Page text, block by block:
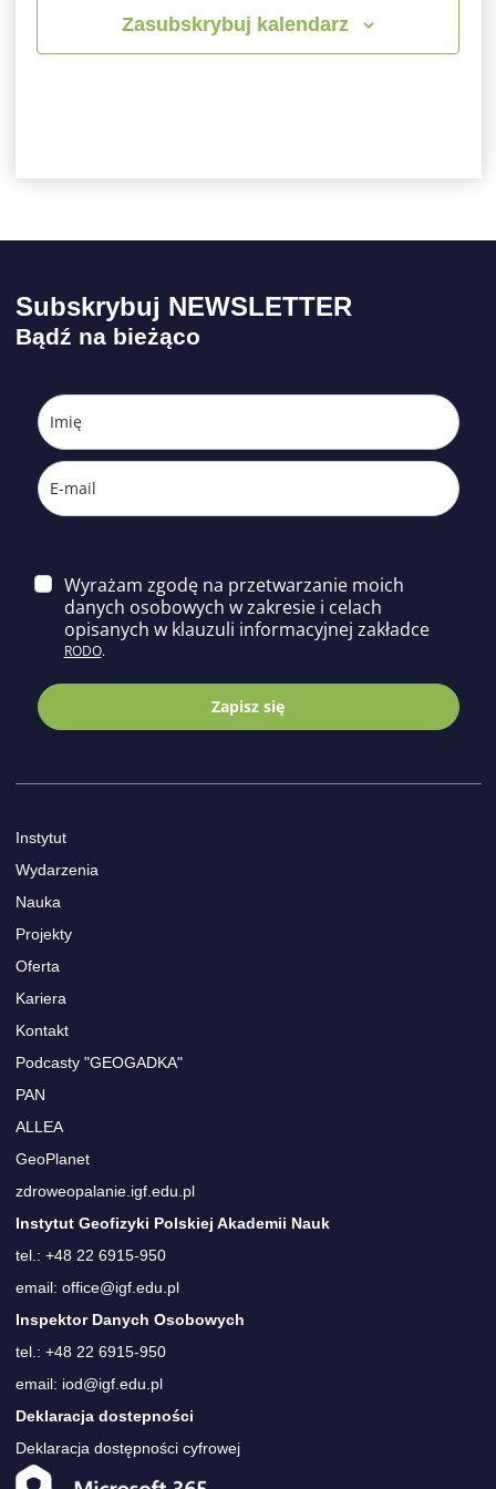
Zasubskrybuj kalendarz
Subskrybuj NEWSLETTER
Bądź na bieżąco
Wyrażam zgodę na przetwarzanie moich
danych osobowych w zakresie i celach
opisanych w klauzuli informacyjnej zakładce
RODO.
Zapisz się
Instytut
Wydarzenia
Nauka
Projekty
Oferta
Kariera
Kontakt
Podcasty "GEOGADKA"
PAN
ALLEA
GeoPlanet
zdroweopalanie.igf.edu.pl
Instytut Geofizyki Polskiej Akademii Nauk
tel.: +48 22 6915-950
email: office@igf.edu.pl
Inspektor Danych Osobowych
tel.: +48 22 6915-950
email: iod@igf.edu.pl
Deklaracja dostepności
Deklaracja dostępności cyfrowej